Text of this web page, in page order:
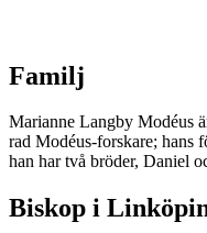
Familj
Marianne Langby Modéus
rad Modéus-forskare; hans
han har två bröder, Daniel
Biskop i